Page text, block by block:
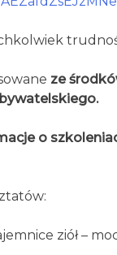
ze
o
ziół –